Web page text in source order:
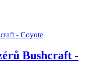
Bushcraft -